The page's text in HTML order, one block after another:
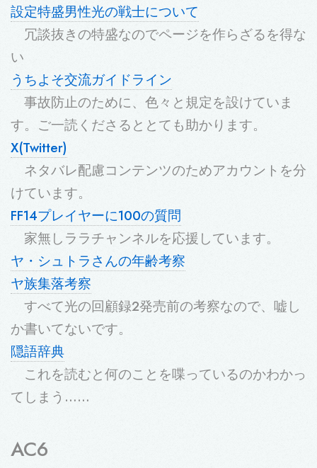
設定特盛男性光の戦士について
冗談抜きの特盛なのでページを作らざるを得な
い
うちよそ交流ガイドライン
事故防止のために、色々と規定を設けていま
す。ご一読くださるととても助かります。
X(Twitter)
ネタバレ配慮コンテンツのためアカウントを分
けています。
FF14プレイヤーに100の質問
家無しララチャンネルを応援しています。
ヤ・シュトラさんの年齢考察
ヤ族集落考察
すべて光の回顧録2発売前の考察なので、嘘し
か書いてないです。
隠語辞典
これを読むと何のことを喋っているのかわかっ
てしまう……
AC6